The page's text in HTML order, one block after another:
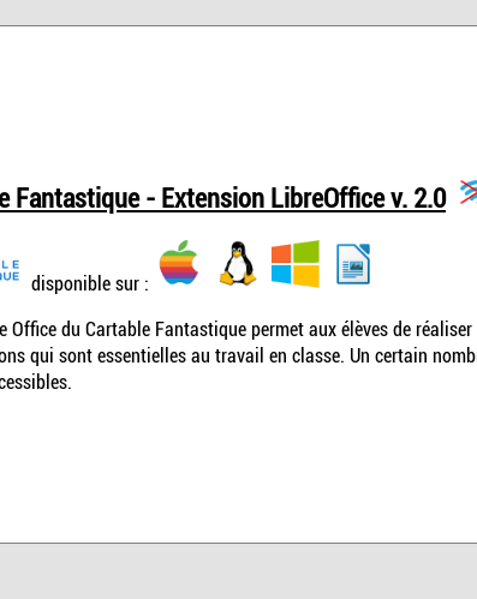
Fantastique - Extension LibreOffice v. 2.0
disponible sur :
Office du Cartable Fantastique permet aux élèves de
qui sont essentielles au travail en classe. Un certain